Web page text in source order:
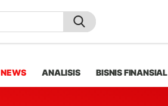
NEWS ANALISIS BISNIS FINANSIAL